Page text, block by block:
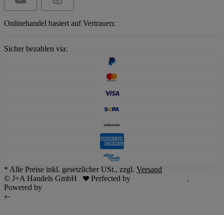
Onlinehandel basiert auf Vertrauen:
Sicher bezahlen via:
* Alle Preise inkl. gesetzlicher USt., zzgl. Versand
© J+A Handels GmbH
Perfected by
.
Powered by